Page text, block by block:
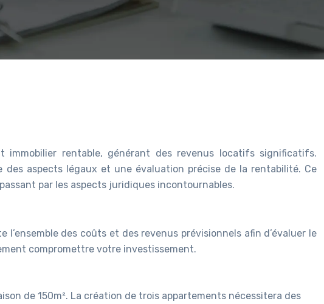
immobilier rentable, générant des revenus locatifs significatifs.
aspects légaux et une évaluation précise de la rentabilité. Ce
par les aspects juridiques incontournables.
des coûts et des revenus prévisionnels afin d’évaluer le
compromettre votre investissement.
de 150m². La création de trois appartements nécessitera des